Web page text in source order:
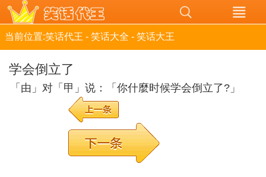
当前位置:笑话代王 - 笑话大全 - 笑话大王
学会倒立了
「由」对「甲」说：「你什麼时候学会倒立了?」